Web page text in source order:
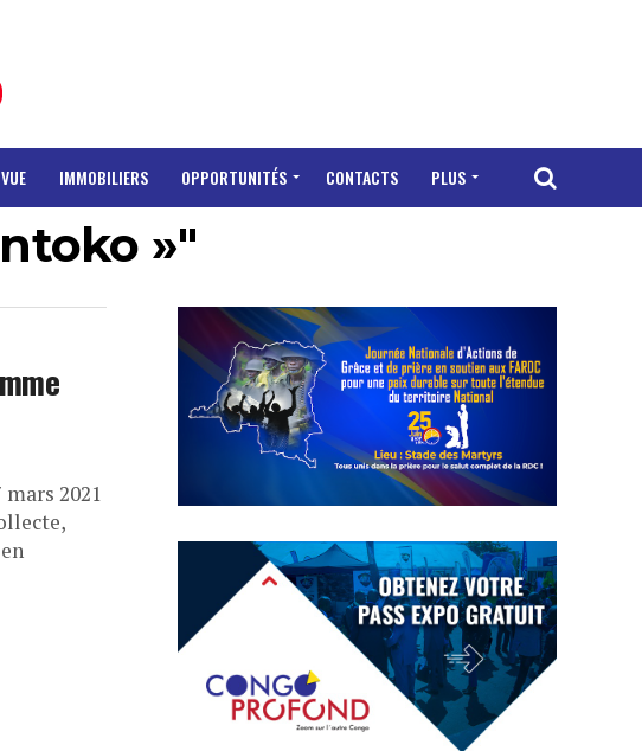
IMMOBILIERS OPPORTUNITÉS CONTACTS PLUS
»"
2021